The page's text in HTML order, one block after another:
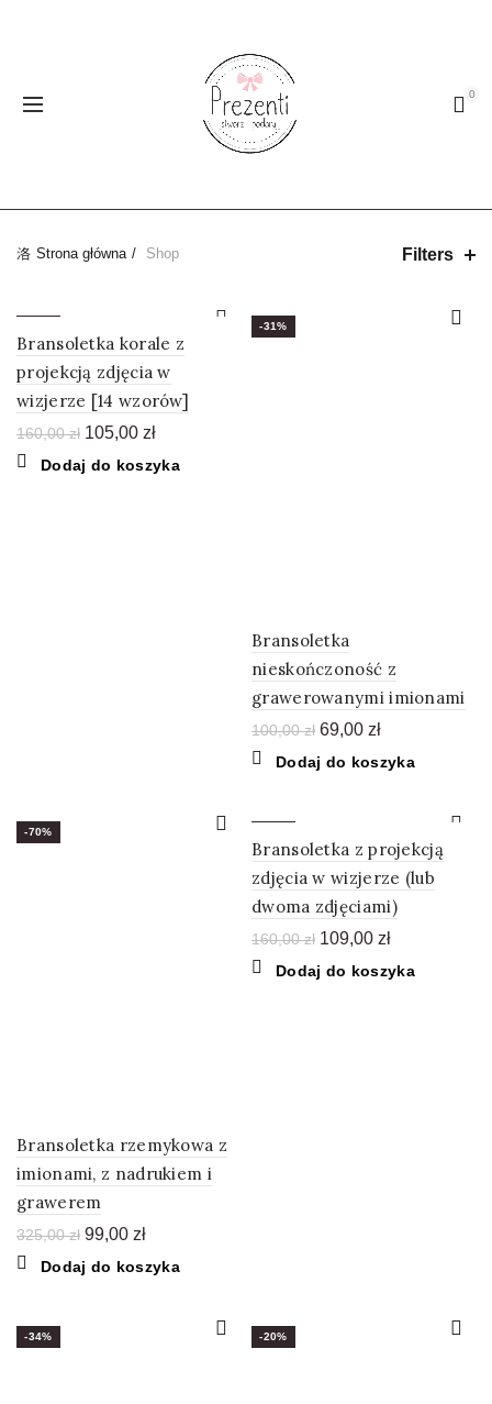
0
Strona główna Shop Filters
Bransoletka korale z
projekcją zdjęcia w
wizjerze [14 wzorów]
160,00zł Pierwotna
wynosiła:
105,00 złAktualna
wynosi:
Dodaj do koszyka
-31%
Bransoletka
nieskończoność z
grawerowanymi imionami
100,00zł Pierwotna
wynosiła:
69,00 złAktualna
wynosi:
Dodaj do koszyka
-70%
Bransoletka rzemykowa z
imionami, z nadrukiem i
grawerem
325,00zł Pierwotna
wynosiła:
99,00 złAktualna
wynosi:
Dodaj do koszyka
Bransoletka z projekcją
zdjęcia w wizjerze (lub
dwoma zdjęciami)
160,00zł Pierwotna
wynosiła:
109,00 złAktualna
wynosi:
Dodaj do koszyka
-34% -20%